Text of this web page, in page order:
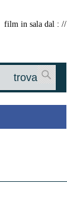
film in sala dal : //
trova